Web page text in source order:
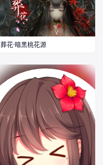
葬花·暗黑桃花源